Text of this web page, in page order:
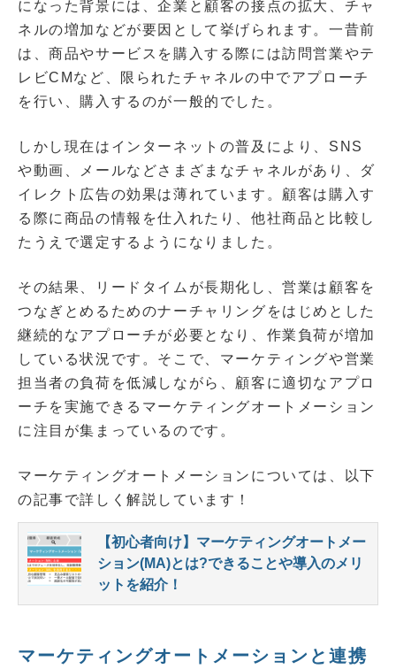
になった背景には、企業と顧客の接点の拡大、チャ
ネルの増加などが要因として挙げられます。一昔前
は、商品やサービスを購入する際には訪問営業やテ
レビCMなど、限られたチャネルの中でアプローチ
を行い、購入するのが一般的でした。
しかし現在はインターネットの普及により、SNS
や動画、メールなどさまざまなチャネルがあり、ダ
イレクト広告の効果は薄れています。顧客は購入す
る際に商品の情報を仕入れたり、他社商品と比較し
たうえで選定するようになりました。
その結果、リードタイムが長期化し、営業は顧客を
つなぎとめるためのナーチャリングをはじめとした
継続的なアプローチが必要となり、作業負荷が増加
している状況です。そこで、マーケティングや営業
担当者の負荷を低減しながら、顧客に適切なアプロ
ーチを実施できるマーケティングオートメーション
に注目が集まっているのです。
マーケティングオートメーションについては、以下
の記事で詳しく解説しています！
【初心者向け】マーケティングオートメー
ション(MA)とは?できることや導入のメリ
ットを紹介！
マーケティングオートメーションと連携